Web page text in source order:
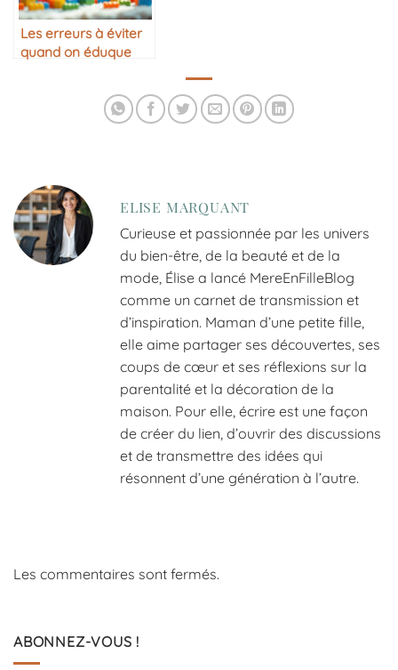
Les erreurs à éviter
quand on éduque
ELISE MARQUANT
Curieuse et passionnée par les univers
du bien-être, de la beauté et de la
mode, Élise a lancé MereEnFilleBlog
comme un carnet de transmission et
d’inspiration. Maman d’une petite fille,
elle aime partager ses découvertes, ses
coups de cœur et ses réflexions sur la
parentalité et la décoration de la
maison. Pour elle, écrire est une façon
de créer du lien, d’ouvrir des discussions
et de transmettre des idées qui
résonnent d’une génération à l’autre.
Les commentaires sont fermés.
ABONNEZ-VOUS !